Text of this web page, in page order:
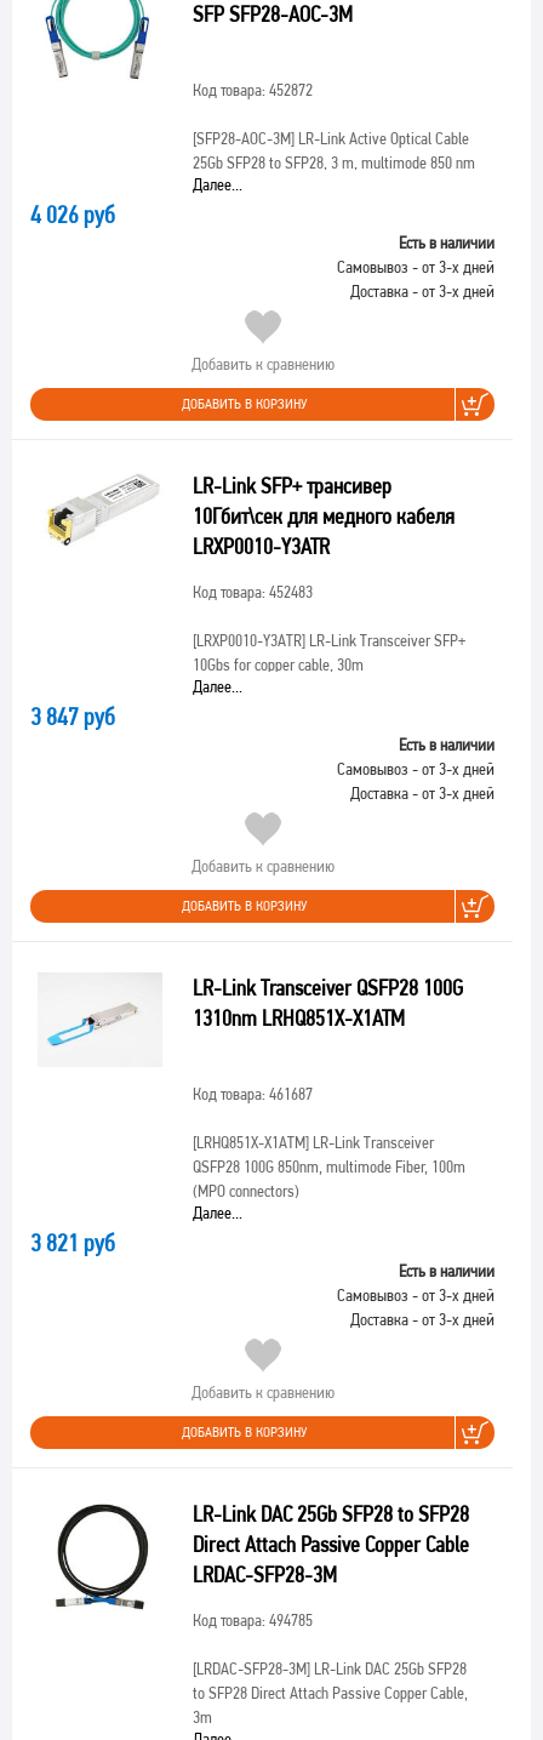
SFP SFP28-AOC-3M
Код товара: 452872
[SFP28-AOC-3M]LR-Link Active Optical Cable
25Gb SFP28 to SFP28, 3 m, multimode 850 nm
Далее...
4 026 руб
Есть в наличии
Самовывоз - от 3-х дней
Доставка - от 3-х дней
Добавить к сравнению
ДОБАВИТЬ В КОРЗИНУ
LR-Link SFP+ трансивер
10Гбит\сек для медного кабеля
LRXP0010-Y3ATR
Код товара: 452483
[LRXP0010-Y3ATR]LR-Link Transceiver SFP+
10Gbs for copper cable, 30m
Далее...
3 847 руб
Есть в наличии
Самовывоз - от 3-х дней
Доставка - от 3-х дней
Добавить к сравнению
ДОБАВИТЬ В КОРЗИНУ
LR-Link Transceiver QSFP28 100G
1310nm LRHQ851X-X1ATM
Код товара: 461687
[LRHQ851X-X1ATM]LR-Link Transceiver
QSFP28 100G 850nm, multimode Fiber, 100m
(MPO connectors)
Далее...
3 821 руб
Есть в наличии
Самовывоз - от 3-х дней
Доставка - от 3-х дней
Добавить к сравнению
ДОБАВИТЬ В КОРЗИНУ
LR-Link DAC 25Gb SFP28 to SFP28
Direct Attach Passive Copper Cable
LRDAC-SFP28-3M
Код товара: 494785
[LRDAC-SFP28-3M]LR-Link DAC 25Gb SFP28
to SFP28 Direct Attach Passive Copper Cable,
3m